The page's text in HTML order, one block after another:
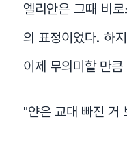
엘리안은 그때 비
의 표정이었다. 하
이제 무의미할 만
"얀은 교대 빠진 거